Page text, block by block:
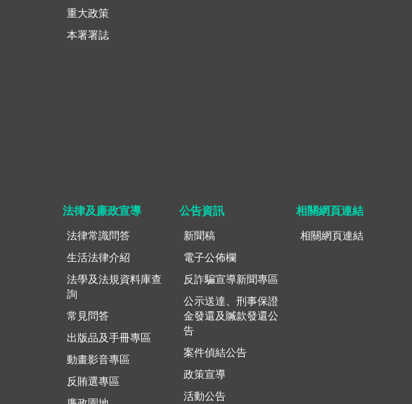
重大政策
本署署誌
法律及廉政宣導
法律常識問答
生活法律介紹
法學及法規資料庫查
詢
常見問答
出版品及手冊專區
動畫影音專區
反賄選專區
公告資訊
新聞稿
電子公佈欄
反詐騙宣導新聞專區
公示送達、刑事保證
金發還及贓款發還公
告
案件偵結公告
政策宣導
活動公告
相關網頁連結
相關網頁連結